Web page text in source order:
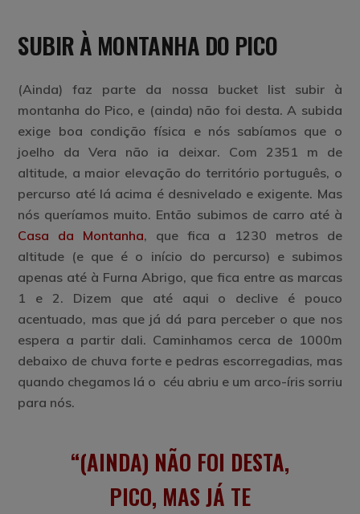
SUBIR À MONTANHA DO PICO
(Ainda) faz parte da nossa bucket list subir à
montanha do Pico, e (ainda) não foi desta. A subida
exige boa condição física e nós sabíamos que o
joelho da Vera não ia deixar. Com 2351 m de
altitude, a maior elevação do território português, o
percurso até lá acima é desnivelado e exigente. Mas
nós queríamos muito. Então subimos de carro até à
Casa da Montanha, que fica a 1230 metros de
altitude (e que é o início do percurso) e subimos
apenas até à Furna Abrigo, que fica entre as marcas
1 e 2. Dizem que até aqui o declive é pouco
acentuado, mas que já dá para perceber o que nos
espera a partir dali. Caminhamos cerca de 1000m
debaixo de chuva forte e pedras escorregadias, mas
quando chegamos lá o céu abriu e um arco-íris sorriu
para nós.
(AINDA) NÃO FOI DESTA,
PICO, MAS JÁ TE